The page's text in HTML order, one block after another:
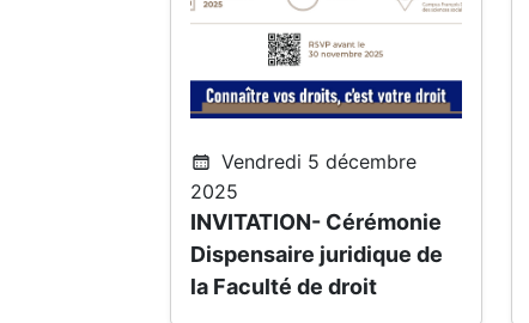
Vendredi 5 décembre
2025
INVITATION- Cérémonie
Dispensaire juridique de
la Faculté de droit